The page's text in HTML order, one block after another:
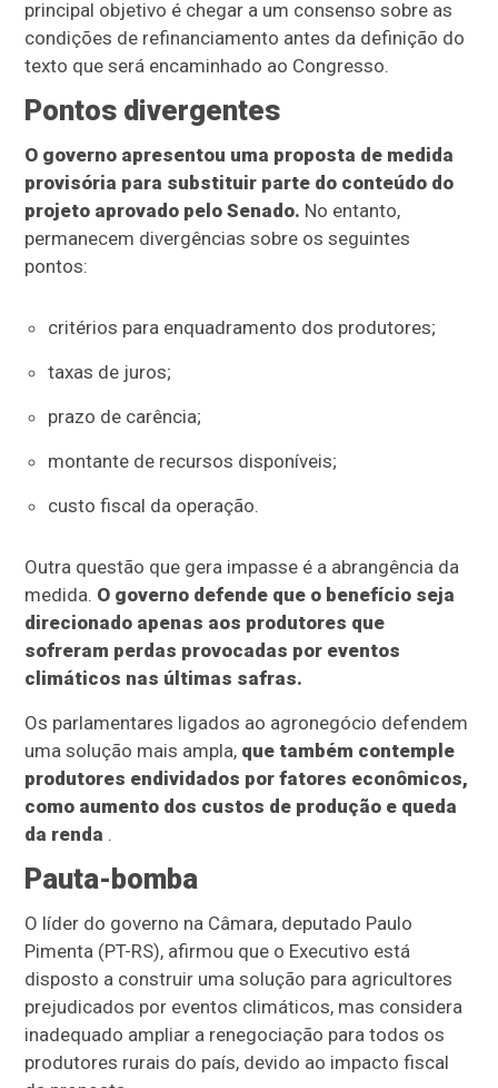
principal objetivo é chegar a um consenso sobre as
condições de refinanciamento antes da definição do
texto que será encaminhado ao Congresso.
Pontos divergentes
O governo apresentou uma proposta de medida
provisória para substituir parte do conteúdo do
projeto aprovado pelo Senado. No entanto,
permanecem divergências sobre os seguintes
pontos:
critérios para enquadramento dos produtores;
taxas de juros;
prazo de carência;
montante de recursos disponíveis;
custo fiscal da operação.
Outra questão que gera impasse é a abrangência da
medida. O governo defende que o benefício seja
direcionado apenas aos produtores que
sofreram perdas provocadas por eventos
climáticos nas últimas safras.
Os parlamentares ligados ao agronegócio defendem
uma solução mais ampla, que também contemple
produtores endividados por fatores econômicos,
como aumento dos custos de produção e queda
da renda .
Pauta-bomba
O líder do governo na Câmara, deputado Paulo
Pimenta (PT-RS), afirmou que o Executivo está
disposto a construir uma solução para agricultores
prejudicados por eventos climáticos, mas considera
inadequado ampliar a renegociação para todos os
produtores rurais do país, devido ao impacto fiscal